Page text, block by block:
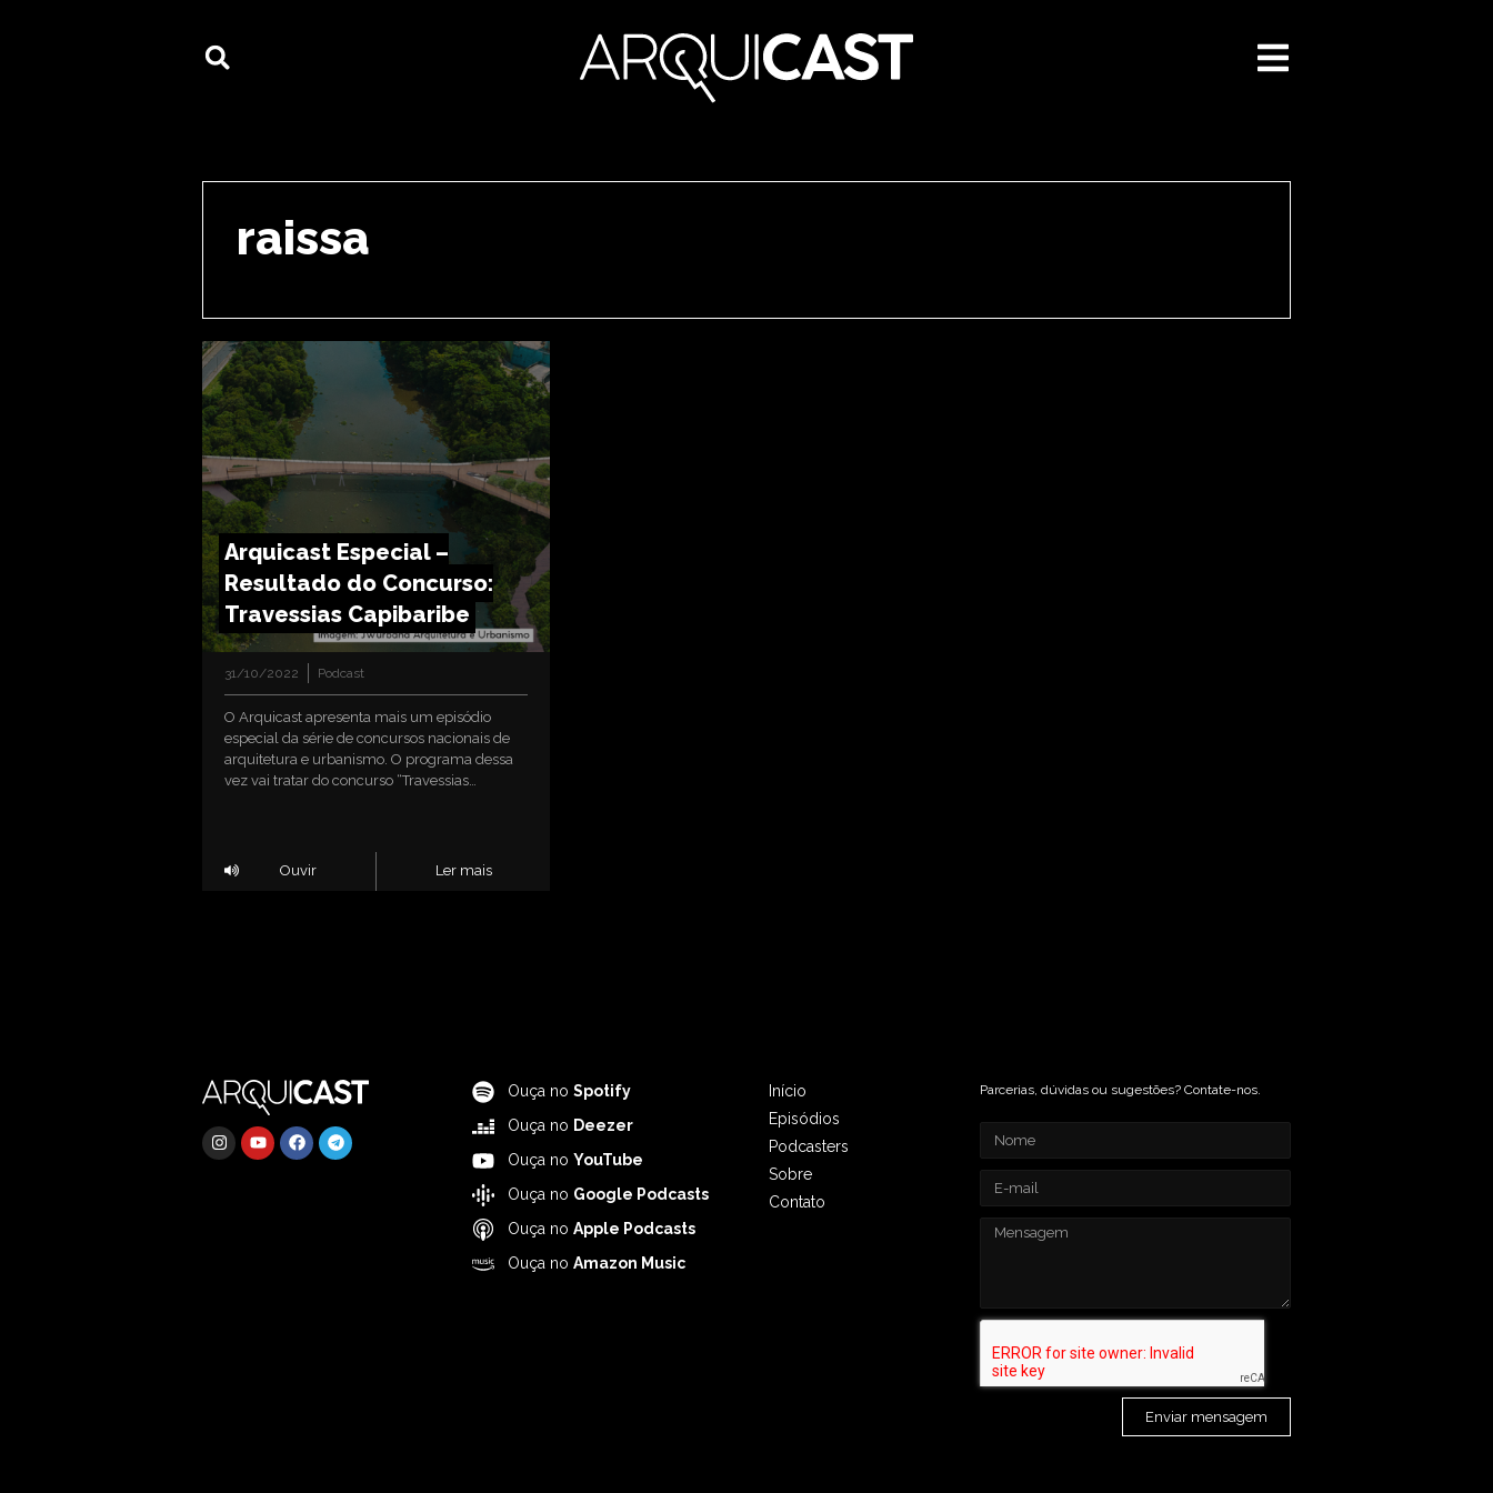
raissa
Arquicast Especial –
Resultado do Concurso:
Travessias Capibaribe
31/10/2022 Podcast
O Arquicast apresenta mais um episódio
especial da série de concursos nacionais de
arquitetura e urbanismo. O programa dessa
vez vai tratar do concurso “Travessias…
Ouvir Ler mais
Ouça no Spotify
Ouça no Deezer
Ouça no YouTube
Ouça no Google Podcasts
Ouça no Apple Podcasts
Ouça no Amazon Music
Início
Episódios
Podcasters
Sobre
Contato
Parcerias, dúvidas ou sugestões? Contate-nos.
Enviar mensagem